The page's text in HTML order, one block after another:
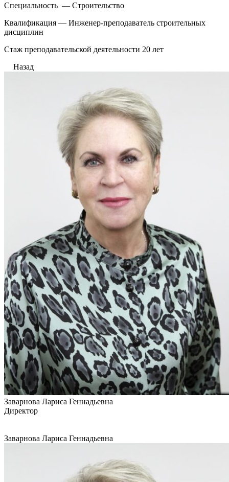
Специальность — Строительство
Квалификация — Инженер-преподаватель строительных
дисциплин
Стаж преподавательской деятельности 20 лет
Назад
Заварнова Лариса Геннадьевна
Директор
Заварнова Лариса Геннадьевна